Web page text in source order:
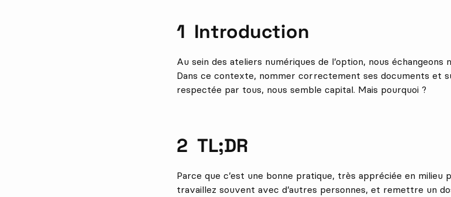
Introduction
Au sein des ateliers numériques de l’option, nous
Dans ce contexte, nommer correctement ses documents et
respectée par tous, nous semble capital. Mais pourquoi ?
TL;DR
Parce que c’est une bonne pratique, très appréciée en milieu
travaillez souvent avec d’autres personnes, et remettre un